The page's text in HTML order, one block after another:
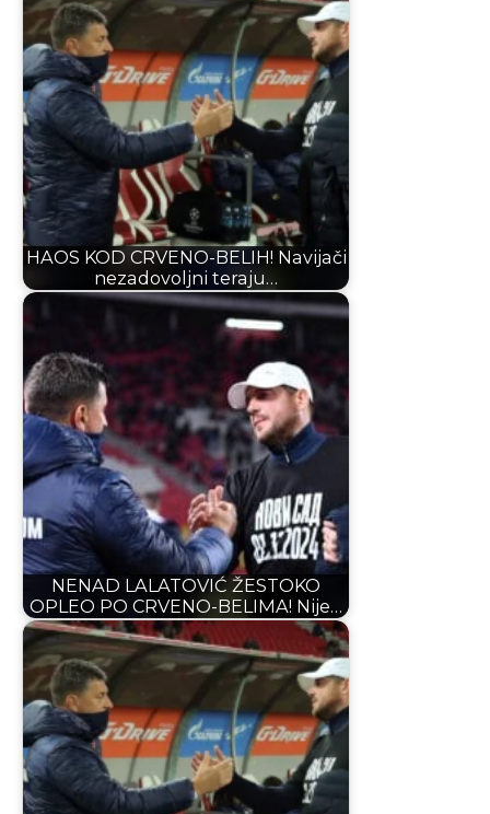
HAOS KOD CRVENO-BELIH! Navijači
nezadovoljni teraju…
NENAD LALATOVIĆ ŽESTOKO
OPLEO PO CRVENO-BELIMA! Nije…